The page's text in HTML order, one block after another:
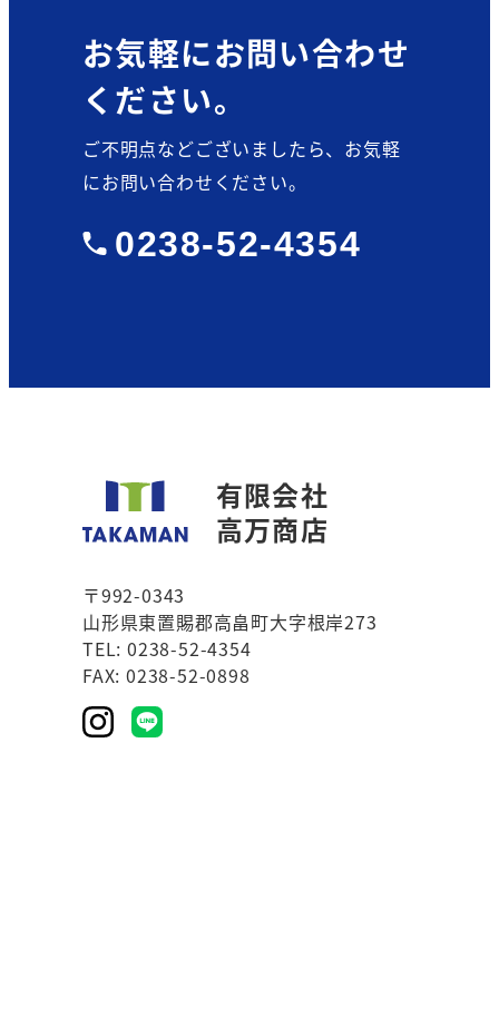
お気軽にお問い合わせ
ください。
ご不明点などございましたら、お気軽
にお問い合わせください。
0238-52-4354
有限会社
高万商店
〒992-0343
山形県東置賜郡高畠町大字根岸273
TEL: 0238-52-4354
FAX: 0238-52-0898